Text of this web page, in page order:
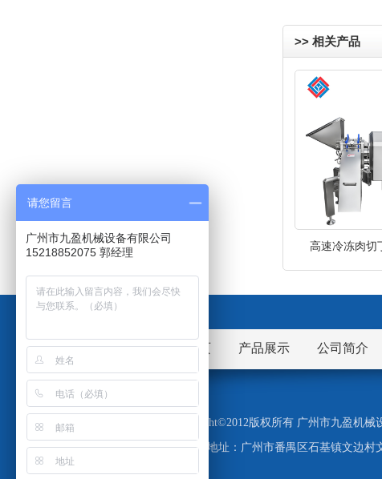
>> 相关产品
高速冷冻肉切
网站首页 产品展示 公司简介
Copyright©2012版权所有 广州市九盈机械
地址：广州市番禺区石基镇文边
请您留言
广州市九盈机械设备有限公司
15218852075 郭经理